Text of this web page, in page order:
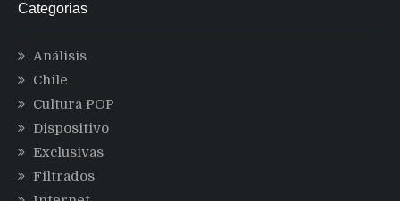
Categorias
Análisis
Chile
Cultura POP
Dispositivo
Exclusivas
Filtrados